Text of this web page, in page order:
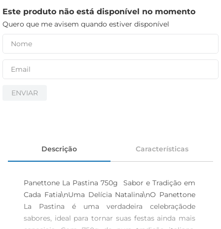
Este produto não está disponível no momento
Quero que me avisem quando estiver disponível
ENVIAR
Descrição Características
Panettone La Pastina 750g  Sabor e Tradição em
Cada Fatia\nUma Delícia Natalina\nO Panettone
La Pastina é uma verdadeira celebraçãode
sabores, ideal para tornar suas festas ainda mais
iogurte
papel higiênico
cerveja